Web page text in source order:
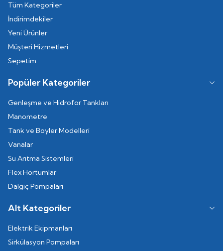
Tüm Kategoriler
İndirimdekiler
Yeni Ürünler
Müşteri Hizmetleri
Sepetim
Popüler Kategoriler
Genleşme ve Hidrofor Tankları
Manometre
Tank ve Boyler Modelleri
Vanalar
Su Arıtma Sistemleri
Flex Hortumlar
Dalgıç Pompaları
Alt Kategoriler
Elektrik Ekipmanları
Sirkülasyon Pompaları